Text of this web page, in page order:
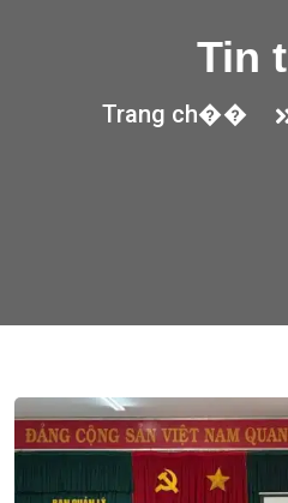
Tin
Trang ch��